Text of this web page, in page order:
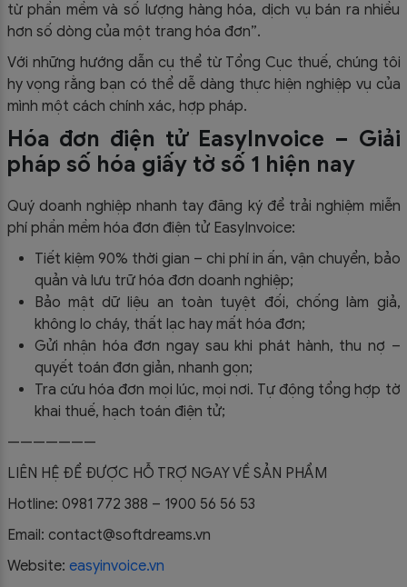
từ phần mềm và số lượng hàng hóa, dịch vụ bán ra nhiều
hơn số dòng của một trang hóa đơn”.
Với những hướng dẫn cụ thể từ Tổng Cục thuế, chúng tôi
hy vọng rằng bạn có thể dễ dàng thực hiện nghiệp vụ của
mình một cách chính xác, hợp pháp.
Hóa đơn điện tử EasyInvoice – Giải
pháp số hóa giấy tờ số 1 hiện nay
Quý doanh nghiệp nhanh tay đăng ký để trải nghiệm miễn
phí phần mềm hóa đơn điện tử EasyInvoice:
Tiết kiệm 90% thời gian – chi phí in ấn, vận chuyển, bảo
quản và lưu trữ hóa đơn doanh nghiệp;
Bảo mật dữ liệu an toàn tuyệt đối, chống làm giả,
không lo cháy, thất lạc hay mất hóa đơn;
Gửi nhận hóa đơn ngay sau khi phát hành, thu nợ –
quyết toán đơn giản, nhanh gọn;
Tra cứu hóa đơn mọi lúc, mọi nơi. Tự động tổng hợp tờ
khai thuế, hạch toán điện tử;
———————
LIÊN HỆ ĐỂ ĐƯỢC HỖ TRỢ NGAY VỀ SẢN PHẨM
Hotline: 0981 772 388 – 1900 56 56 53
Email: contact@softdreams.vn
Website: easyinvoice.vn